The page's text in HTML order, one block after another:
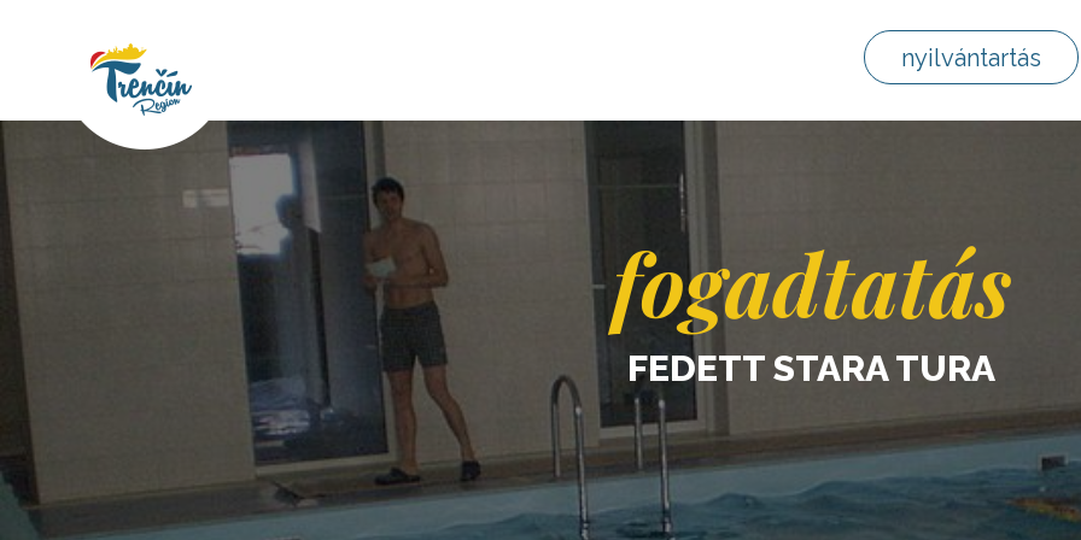
nyilvántartás
fogadtatás
FEDETT STARA TURA